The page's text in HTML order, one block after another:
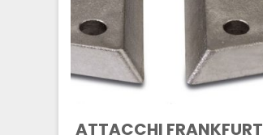
ATTACCHI FRANKFURT